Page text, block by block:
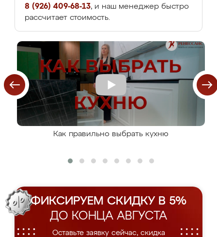
8 (926) 409-68-13, и наш менеджер быстро
рассчитает стоимость.
Как правильно выбрать кухню
ФИКСИРУЕМ СКИДКУ В 5%
ДО КОНЦА АВГУСТА
Оставьте заявку сейчас, скидка